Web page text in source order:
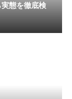
態を徹底検